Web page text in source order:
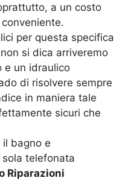
a un costo
per questa specifica
si dica arriveremo
e un idraulico
di risolvere sempre
in maniera tale
sicuri che
il bagno e
telefonata
Riparazioni